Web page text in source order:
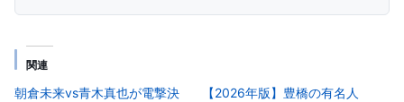
関連
朝倉未来vs青木真也が電撃決
【2026年版】豊橋の有名人